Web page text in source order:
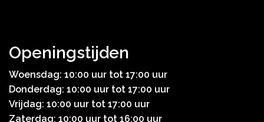
Openingstijden
Woensdag: 10:00 uur tot 17:00 uur
Donderdag: 10:00 uur tot 17:00 uur
Vrijdag: 10:00 uur tot 17:00 uur
Zaterdag: 10:00 uur tot 16:00 uur